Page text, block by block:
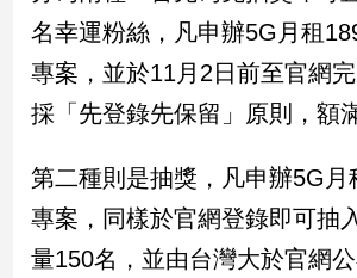
專
區
台
灣
觀
點
名幸運粉絲，凡申辦5G月租
專案，並於11月2日前至官網
採「先登錄先保留」原則，額
第二種則是抽獎，凡申辦5G月
專案，同樣於官網登錄即可抽
量150名，並由台灣大於官網公